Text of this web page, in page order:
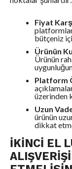
Fiyat
bütçeniz
Ürünün
Ürünün
Platform
üzerinden
Uzun
ürünün
dikkat
İKINCI EL